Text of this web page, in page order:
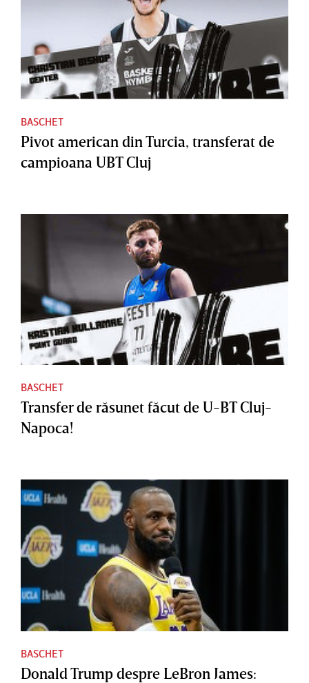
BASCHET
Pivot american din Turcia, transferat de
campioana UBT Cluj
BASCHET
Transfer de răsunet făcut de U-BT Cluj-
Napoca!
BASCHET
Donald Trump despre LeBron James: